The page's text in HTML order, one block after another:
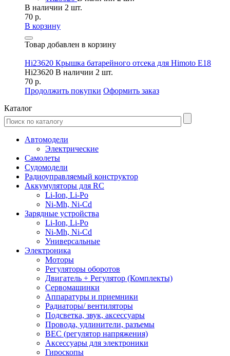
В наличии 2 шт.
70 р.
В корзину
Товар добавлен в корзину
Hi23620 Крышка батарейного отсека для Himoto E18
Hi23620 В наличии 2 шт.
70 р.
Продолжить покупки Оформить заказ
Каталог
Автомодели
Электрические
Самолеты
Судомодели
Радиоуправляемый конструктор
Аккумуляторы для RC
Li-Ion, Li-Po
Ni-Mh, Ni-Cd
Зарядные устройства
Li-Ion, Li-Po
Ni-Mh, Ni-Cd
Универсальные
Электроника
Моторы
Регуляторы оборотов
Двигатель + Регулятор (Комплекты)
Сервомашинки
Аппаратуры и приемники
Радиаторы/ вентиляторы
Подсветка, звук, аксессуары
Провода, удлинители, разъемы
BEC (регулятор напряжения)
Аксессуары для электроники
Гироскопы